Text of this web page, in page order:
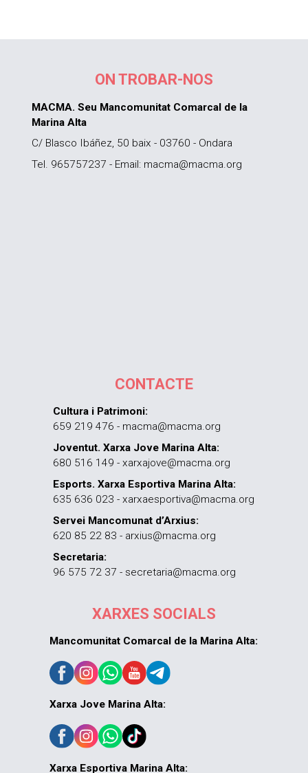
ON TROBAR-NOS
MACMA. Seu Mancomunitat Comarcal de la
Marina Alta
C/ Blasco Ibáñez, 50 baix - 03760 - Ondara
Tel. 965757237 - Email: macma@macma.org
CONTACTE
Cultura i Patrimoni:
659 219 476 - macma@macma.org
Joventut. Xarxa Jove Marina Alta:
680 516 149 - xarxajove@macma.org
Esports. Xarxa Esportiva Marina Alta:
635 636 023 - xarxaesportiva@macma.org
Servei Mancomunat d’Arxius:
620 85 22 83 - arxius@macma.org
Secretaria:
96 575 72 37 - secretaria@macma.org
XARXES SOCIALS
Mancomunitat Comarcal de la Marina Alta:
Xarxa Jove Marina Alta:
Xarxa Esportiva Marina Alta: